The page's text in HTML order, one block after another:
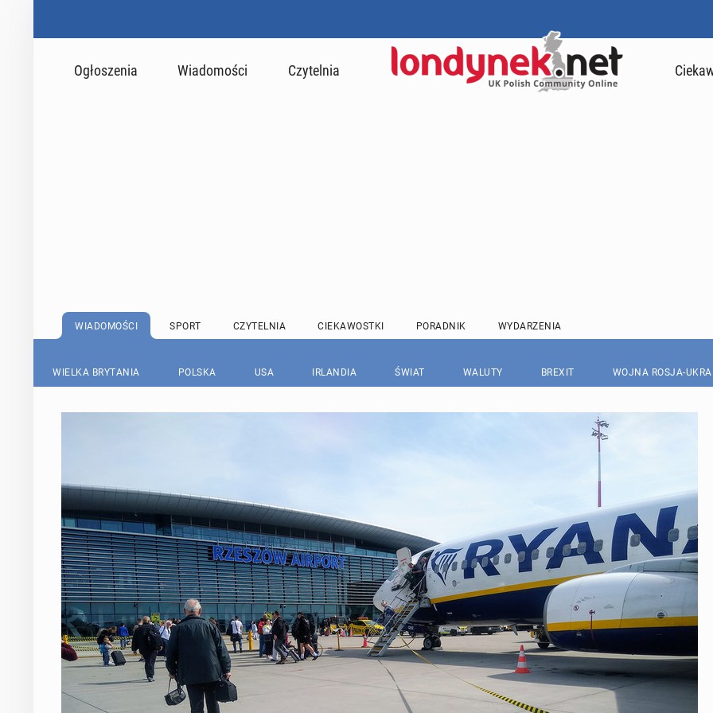
Ogłoszenia Wiadomości Czytelnia
WIADOMOŚCI SPORT CZYTELNIA CIEKAWOSTKI PORADNIK WYDARZENIA
WIELKA BRYTANIA POLSKA USA IRLANDIA ŚWIAT WALUTY BREXIT WOJNA ROSJA-